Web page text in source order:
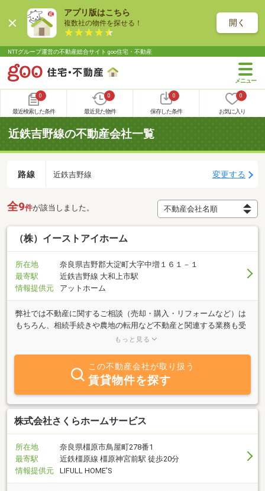
アプリ版はこちら
複数社の物件を探せる！ 開く
NTTグループ運営の不動産総合サイト goo住宅・不動産
0
最近検索した条件
0
最近見た物件
0
保存した条件
0
お気に入り
近鉄吉野線の不動産会社一覧
路線 近鉄吉野線 変更する
全9件が該当しました。
（株）イーストアイホーム
所在地
奈良県吉野郡大淀町大字中増１６１－１
最寄駅
近鉄吉野線 大和上市駅
情報提供元
アットホーム
弊社では不動産に関するご相談（売却・購入・リフォームなど）は
もちろん、相続手続きや農地の転用など不動産と関連する業務も受
任しております。複雑な手続きを窓口ひとつで解決し、お客様のご
もっと見る
この不動産会社が取り扱う
賃貸物件を探す
株式会社さくらホームサービス
所在地
奈良県橿原市鳥屋町278番1
最寄駅
近鉄橿原線 橿原神宮前駅 徒歩20分
情報提供元
LIFULL HOME'S